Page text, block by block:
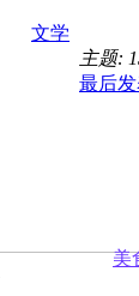
文学
主题:
最后发
美